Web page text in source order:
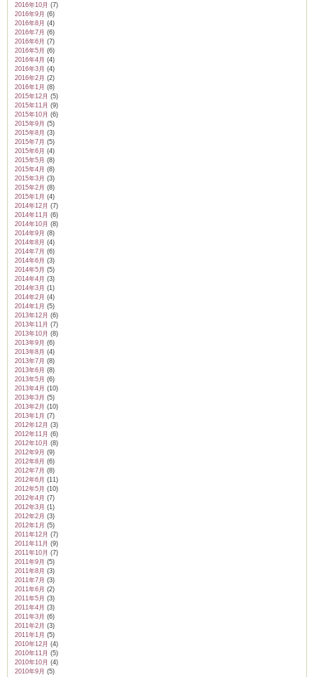
2016年10月 (7)
2016年9月 (6)
2016年8月 (4)
2016年7月 (6)
2016年6月 (7)
2016年5月 (6)
2016年4月 (4)
2016年3月 (4)
2016年2月 (2)
2016年1月 (8)
2015年12月 (5)
2015年11月 (9)
2015年10月 (6)
2015年9月 (5)
2015年8月 (3)
2015年7月 (5)
2015年6月 (4)
2015年5月 (8)
2015年4月 (8)
2015年3月 (3)
2015年2月 (8)
2015年1月 (4)
2014年12月 (7)
2014年11月 (6)
2014年10月 (8)
2014年9月 (8)
2014年8月 (4)
2014年7月 (6)
2014年6月 (3)
2014年5月 (5)
2014年4月 (3)
2014年3月 (1)
2014年2月 (4)
2014年1月 (5)
2013年12月 (6)
2013年11月 (7)
2013年10月 (8)
2013年9月 (6)
2013年8月 (4)
2013年7月 (8)
2013年6月 (8)
2013年5月 (6)
2013年4月 (10)
2013年3月 (5)
2013年2月 (10)
2013年1月 (7)
2012年12月 (3)
2012年11月 (6)
2012年10月 (8)
2012年9月 (9)
2012年8月 (6)
2012年7月 (8)
2012年6月 (11)
2012年5月 (10)
2012年4月 (7)
2012年3月 (1)
2012年2月 (3)
2012年1月 (5)
2011年12月 (7)
2011年11月 (9)
2011年10月 (7)
2011年9月 (5)
2011年8月 (3)
2011年7月 (3)
2011年6月 (2)
2011年5月 (3)
2011年4月 (3)
2011年3月 (6)
2011年2月 (3)
2011年1月 (5)
2010年12月 (4)
2010年11月 (5)
2010年10月 (4)
2010年9月 (5)